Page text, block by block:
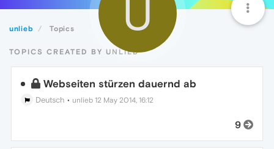
unlieb Topics U
TOPICS CREATED BY UNLIEB
Webseiten stürzen dauernd ab
Deutsch • unlieb 12 May 2014, 16:12
9